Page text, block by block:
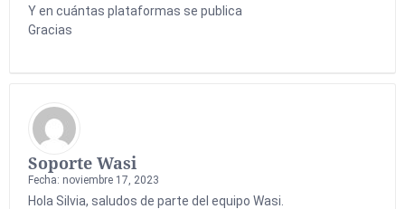
Y en cuántas plataformas se publica
Gracias
Soporte Wasi
Fecha: noviembre 17, 2023
Hola Silvia, saludos de parte del equipo Wasi.